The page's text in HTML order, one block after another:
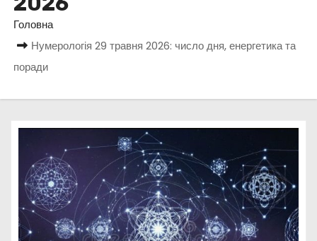
Головна
Нумерологія 29 травня 2026: число дня, енергетика та
поради